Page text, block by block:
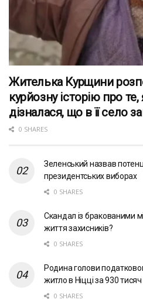
Жителька Курщини
курйозну історію про те,
дізналася, що в її село
0 SHARES
Зеленський назвав
президентських виборах
0 SHARES
Скандал із бракованими
життя захисників?
0 SHARES
Родина голови
житло в Ніцці за 930
0 SHARES